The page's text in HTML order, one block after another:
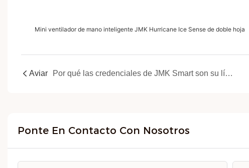
Mini ventilador de mano inteligente JMK Hurricane Ice Sense de doble hoja
Aviar Por qué las credenciales de JMK Smart son su línea de vida empresarial: certificaciones, patentes y cumplimiento
Ponte En Contacto Con Nosotros